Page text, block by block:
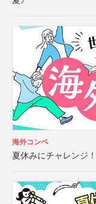
海外コンペ
夏休みにチャレンジ